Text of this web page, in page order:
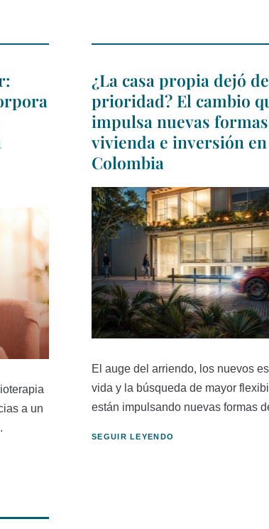
a un
¿La casa propia dejó
prioridad? El cambio
impulsa nuevas
vivienda e inversión en
Colombia
El auge del arriendo, los nuevos
vida y la búsqueda de mayor
están impulsando nuevas formas
SEGUIR LEYENDO